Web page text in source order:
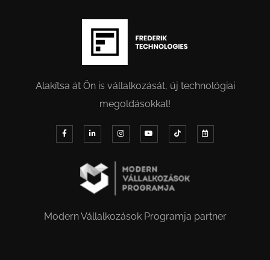
Alakítsa át Ön is vállalkozását, új technológiai
megoldásokkal!
Modern Vállalkozások Programja partner